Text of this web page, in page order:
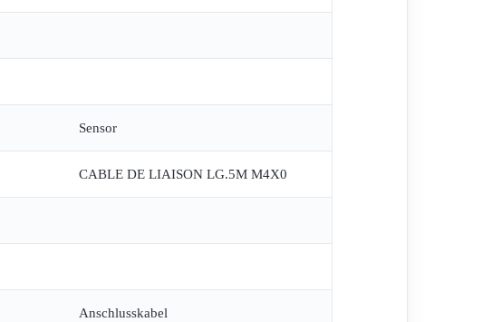
Sensor
CABLE DE LIAISON LG.5M M4X0
Anschlusskabel